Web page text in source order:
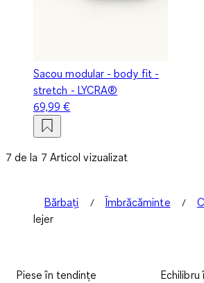
Sacou modular - body fit -
stretch - LYCRA®
69,99 €
7 de la 7 Articol vizualizat
Bărbați Îmbrăcăminte
lejer
Piese în tendințe